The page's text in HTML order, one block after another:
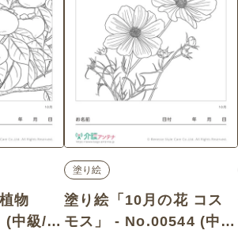
物
中級/塗
塗り絵
塗り絵「10月の花 コス
モス」 - No.00544 (中